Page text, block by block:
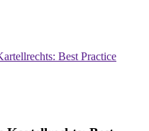
Best Practice